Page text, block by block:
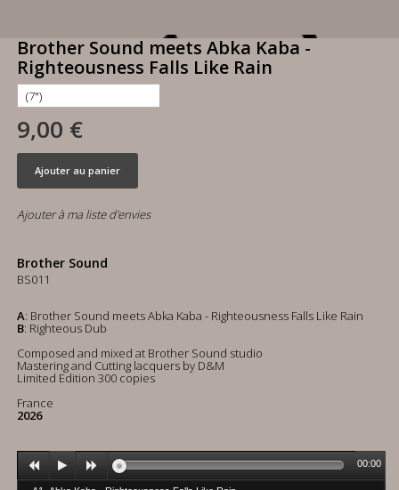
Brother Sound meets Abka Kaba -
Righteousness Falls Like Rain
9,00 €
Ajouter au panier
Ajouter à ma liste d'envies
Brother Sound
BS011
A: Brother Sound meets Abka Kaba - Righteousness Falls Like Rain
B: Righteous Dub
Composed and mixed at Brother Sound studio
Mastering and Cutting lacquers by D&M
Limited Edition 300 copies
France
2026
00:00